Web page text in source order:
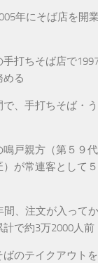
年にそば店を開
手打ちそば店で
める
で、手打ちそば・
鳴戸親方（第５９
が常連客として
間、注文が入って
で約3万2000人前
ばのテイクアウト